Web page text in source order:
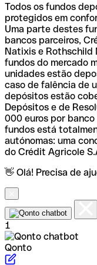
Todos os fundos
protegidos em
Uma parte destes
bancos parceiros,
Natixis e Rothschild
fundos do mercado
unidades estão
caso de falência de
depósitos estão
Depósitos e de
000 euros por
fundos está
autónomas: uma
do Crédit Agricole
👋 Olá! Precisa de
1
Qonto